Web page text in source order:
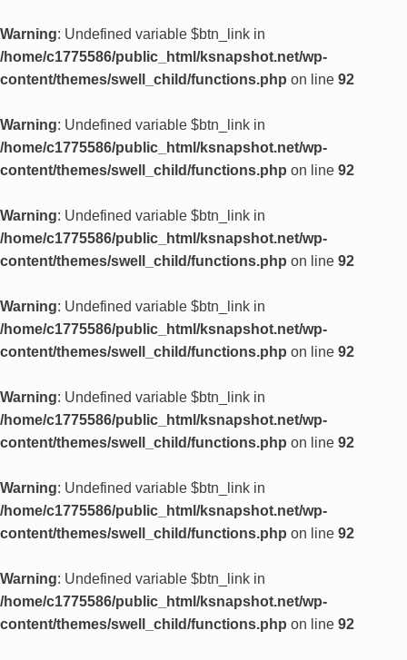
Warning: Undefined variable $btn_link in
/home/c1775586/public_html/ksnapshot.net/wp-
content/themes/swell_child/functions.php on line 92
Warning: Undefined variable $btn_link in
/home/c1775586/public_html/ksnapshot.net/wp-
content/themes/swell_child/functions.php on line 92
Warning: Undefined variable $btn_link in
/home/c1775586/public_html/ksnapshot.net/wp-
content/themes/swell_child/functions.php on line 92
Warning: Undefined variable $btn_link in
/home/c1775586/public_html/ksnapshot.net/wp-
content/themes/swell_child/functions.php on line 92
Warning: Undefined variable $btn_link in
/home/c1775586/public_html/ksnapshot.net/wp-
content/themes/swell_child/functions.php on line 92
Warning: Undefined variable $btn_link in
/home/c1775586/public_html/ksnapshot.net/wp-
content/themes/swell_child/functions.php on line 92
Warning: Undefined variable $btn_link in
/home/c1775586/public_html/ksnapshot.net/wp-
content/themes/swell_child/functions.php on line 92